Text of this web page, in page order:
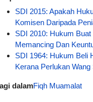
SDI 2015: Apakah
Komisen Daripada
SDI 2010: Hukum
Memancing Dan
SDI 1964: Hukum Beli
Kerana Perlukan Wang
dalamFiqh Muamalat